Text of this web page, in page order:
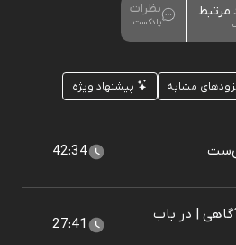
مرتبط نظرات
پادکست
مشابه پیشنهاد ویژه
42:34
| در باب
27:41